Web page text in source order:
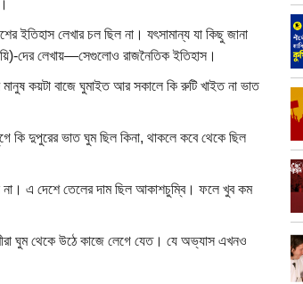
ইতিহাস লেখার চল ছিল না। যৎসামান্য যা কিছু জানা
দের লেখায়—সেগুলোও রাজনৈতিক ইতিহাস।
কয়টা বাজে ঘুমাইত আর সকালে কি রুটি খাইত না ভাত
কি দুপুরের ভাত ঘুম ছিল কিনা, থাকলে কবে থেকে ছিল
না। এ দেশে তেলের দাম ছিল আকাশচুম্বি। ফলে খুব কম
ঘুম থেকে উঠে কাজে লেগে যেত। যে অভ্যাস এখনও